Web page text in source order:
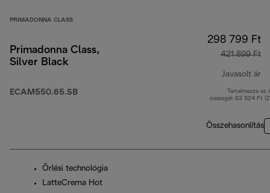
PRIMADONNA CLASS
Primadonna Class,
Silver Black
ECAM550.65.SB
298 799 Ft
421 899 Ft
Javasolt ár
Tartalmazza az
összegét 63 524 Ft
Összehasonlítás
Őrlési technológia
LatteCrema Hot